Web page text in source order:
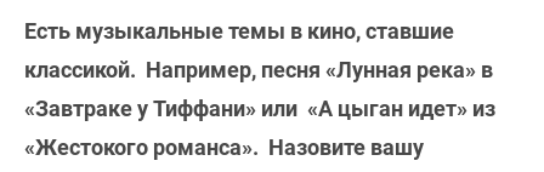
Есть музыкальные темы в кино, ставшие
классикой. Например, песня «Лунная река» в
«Завтраке у Тиффани» или «А цыган идет» из
«Жестокого романса». Назовите вашу